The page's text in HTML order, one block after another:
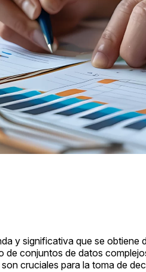
y significativa que se obtiene
de conjuntos de datos
cruciales para la toma de